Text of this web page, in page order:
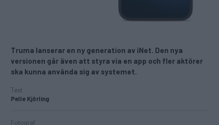
Truma lanserar en ny generation av iNet. Den nya
versionen går även att styra via en app och fler aktörer
ska kunna använda sig av systemet.
Text
Pelle Kjörling
Fotograf